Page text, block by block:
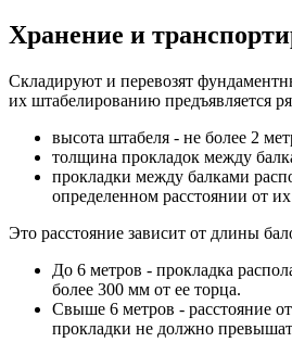
Хранение и
Складируют и перевозят
их штабелированию предъявляется
высота штабеля - не более 2
толщина прокладок между
прокладки между балками
определенном расстоянии от
Это расстояние зависит от длины
До 6 метров - прокладка
более 300 мм от ее торца.
Свыше 6 метров - расстояние
прокладки не должно